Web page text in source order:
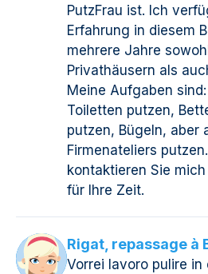
PutzFrau ist. Ich
Erfahrung in diesem
mehrere Jahre
Privathäusern als
Meine Aufgaben
Toiletten putzen,
putzen, Bügeln, aber
Firmenateliers
kontaktieren Sie
für Ihre Zeit.
Rigat, repassage à
Vorrei lavoro pulire in